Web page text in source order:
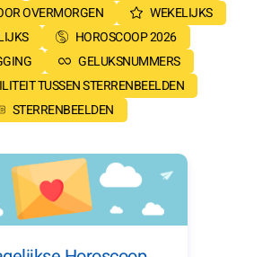
OVERMORGEN
WEKELIJKS
HOROSCOOP 2026
GELUKSNUMMERS
TUSSEN STERRENBEELDEN
STERRENBEELDEN